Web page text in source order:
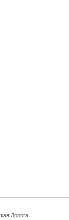
Дорога